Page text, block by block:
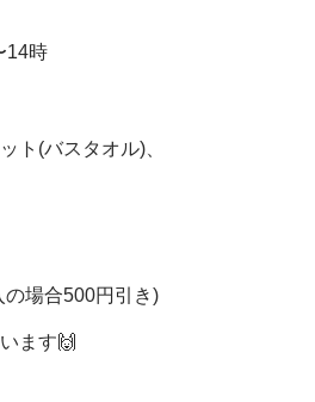
14時
ト(バスタオル)、
場合500円引き)
ます🙌